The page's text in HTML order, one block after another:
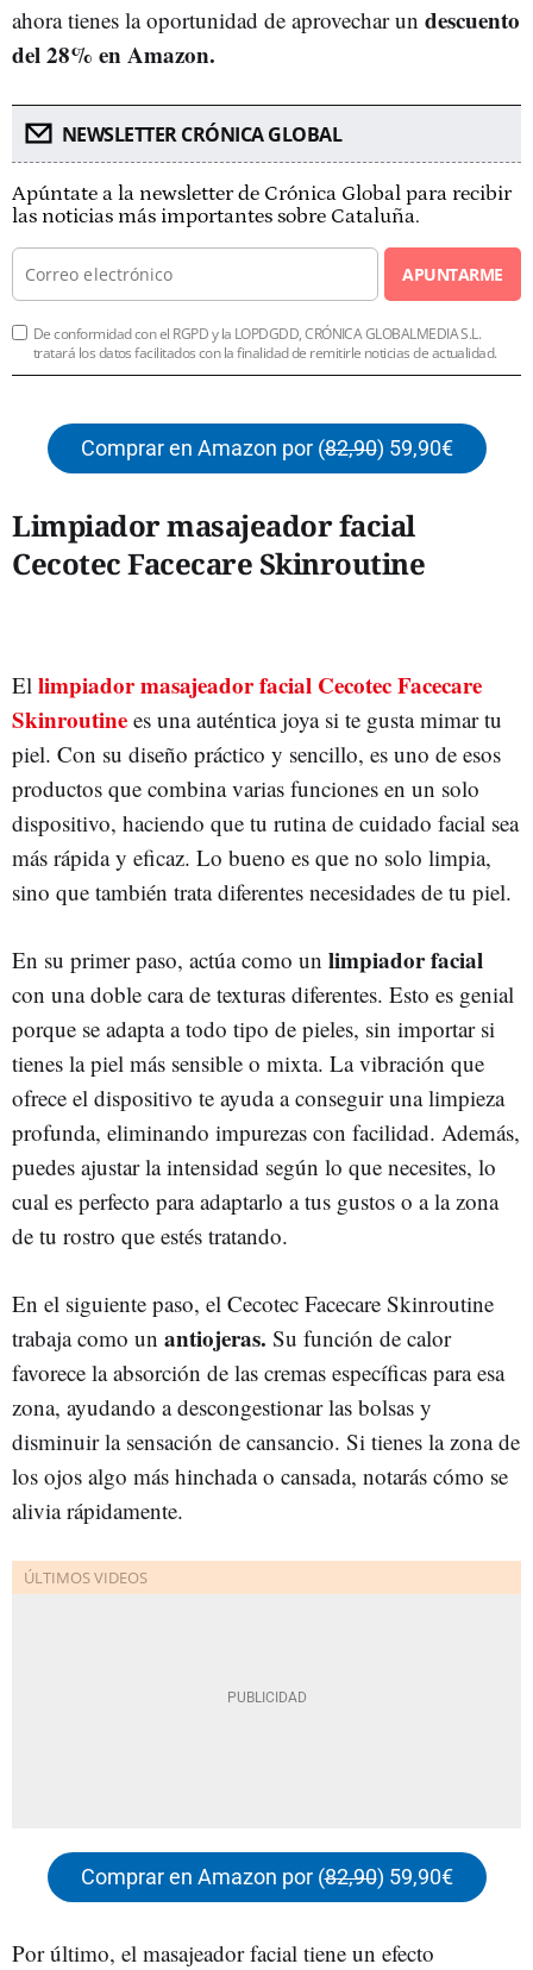
ahora tienes la oportunidad de aprovechar un descuento
del 28% en Amazon.
NEWSLETTER CRÓNICA GLOBAL
Apúntate a la newsletter de Crónica Global para recibir
las noticias más importantes sobre Cataluña.
APUNTARME
De conformidad con el RGPD y la LOPDGDD, CRÓNICA GLOBALMEDIA S.L.
tratará los datos facilitados con la finalidad de remitirle noticias de actualidad.
Comprar en Amazon por (82,90) 59,90€
Limpiador masajeador facial
Cecotec Facecare Skinroutine
El limpiador masajeador facial Cecotec Facecare
Skinroutine es una auténtica joya si te gusta mimar tu
piel. Con su diseño práctico y sencillo, es uno de esos
productos que combina varias funciones en un solo
dispositivo, haciendo que tu rutina de cuidado facial sea
más rápida y eficaz. Lo bueno es que no solo limpia,
sino que también trata diferentes necesidades de tu piel.
En su primer paso, actúa como un limpiador facial
con una doble cara de texturas diferentes. Esto es genial
porque se adapta a todo tipo de pieles, sin importar si
tienes la piel más sensible o mixta. La vibración que
ofrece el dispositivo te ayuda a conseguir una limpieza
profunda, eliminando impurezas con facilidad. Además,
puedes ajustar la intensidad según lo que necesites, lo
cual es perfecto para adaptarlo a tus gustos o a la zona
de tu rostro que estés tratando.
En el siguiente paso, el Cecotec Facecare Skinroutine
trabaja como un antiojeras. Su función de calor
favorece la absorción de las cremas específicas para esa
zona, ayudando a descongestionar las bolsas y
disminuir la sensación de cansancio. Si tienes la zona de
los ojos algo más hinchada o cansada, notarás cómo se
alivia rápidamente.
Comprar en Amazon por (82,90) 59,90€
Por último, el masajeador facial tiene un efecto